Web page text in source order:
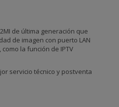
de última generación que
de imagen con puerto LAN
la función de IPTV
servicio técnico y postventa